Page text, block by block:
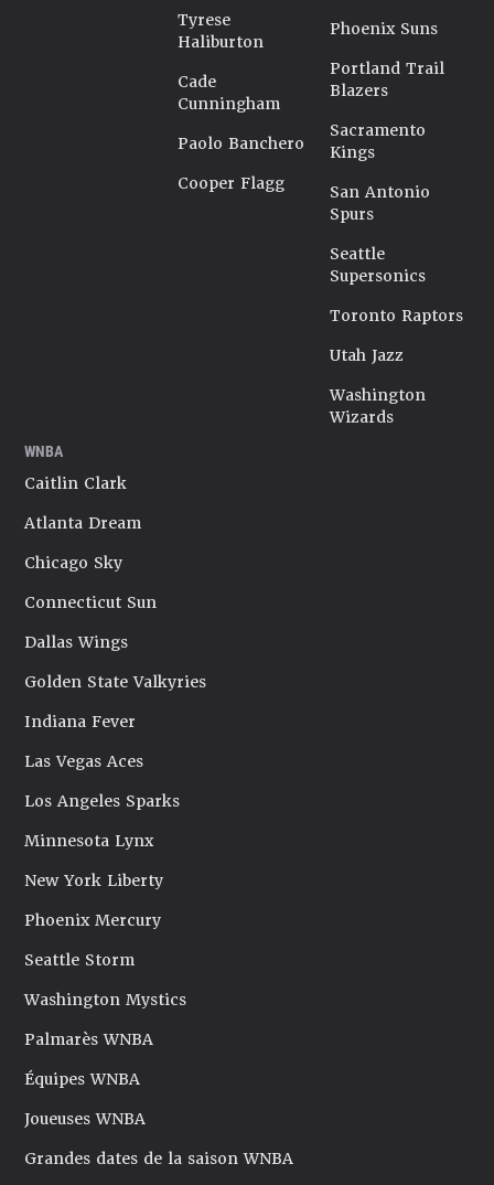
Tyrese
Haliburton
Cade
Cunningham
Paolo Banchero
Cooper Flagg
Phoenix Suns
Portland Trail
Blazers
Sacramento
Kings
San Antonio
Spurs
Seattle
Supersonics
Toronto Raptors
Utah Jazz
Washington
Wizards
WNBA
Caitlin Clark
Atlanta Dream
Chicago Sky
Connecticut Sun
Dallas Wings
Golden State Valkyries
Indiana Fever
Las Vegas Aces
Los Angeles Sparks
Minnesota Lynx
New York Liberty
Phoenix Mercury
Seattle Storm
Washington Mystics
Palmarès WNBA
Équipes WNBA
Joueuses WNBA
Grandes dates de la saison WNBA